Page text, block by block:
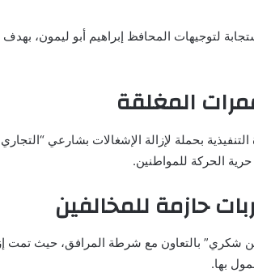
لتوجيهات المحافظ إبراهيم أبو ليمون،
المغلقة
بحملة لإزالة الإشغالات بشارعي
الحركة للمواطنين.
حازمة للمخالفين
بالتعاون مع شرطة المرافق، حيث تمت
بها.